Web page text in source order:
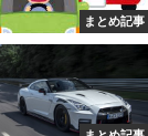
まとめ記事